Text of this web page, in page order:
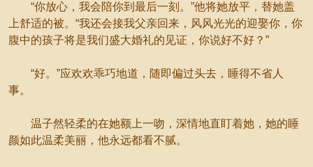
“你放心，我会陪你到最后一刻。”他将她放平，替她盖
上舒适的被。“我还会接我父亲回来，风风光光的迎娶你，你
腹中的孩子将是我们盛大婚礼的见证，你说好不好？”
“好。”应欢欢乖巧地道，随即偏过头去，睡得不省人
事。
温子然轻柔的在她额上一吻，深情地直盯着她，她的睡
颜如此温柔美丽，他永远都看不腻。